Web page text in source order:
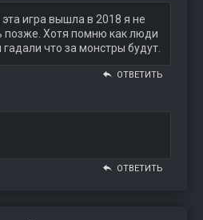
игра вышла в 2018 я не
позже. Хотя помню как люди
что за монстры будут.
ОТВЕТИТЬ
ОТВЕТИТЬ